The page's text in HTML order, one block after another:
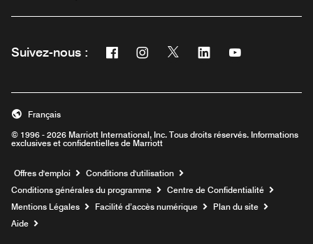
Suivez-nous : Facebook
Ouvre une nouvelle fenêtre
Instagram
Ouvre une nouvelle fenêtre
Twitter
Ouvre une nouvelle fenêtre
Linkedin
Ouvre une nouvelle
Ouvre une
© 1996 - 2026 Marriott International, Inc. Tous droits réservés. Informations
exclusives et confidentielles de Marriott
Français
Offres d'emploi Ouvre une nouvelle fenêtre
Conditions d'utilisation
Conditions générales du programme
Centre de Confidentialité
Mentions Légales
Facilité d’accès numérique
Plan du site
Aide